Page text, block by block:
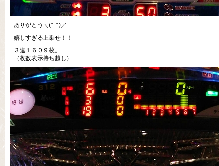
ありがとう＼(^-^)／
嬉しすぎる上乗せ！！
３連１６０９枚。
（枚数表示持ち越し）